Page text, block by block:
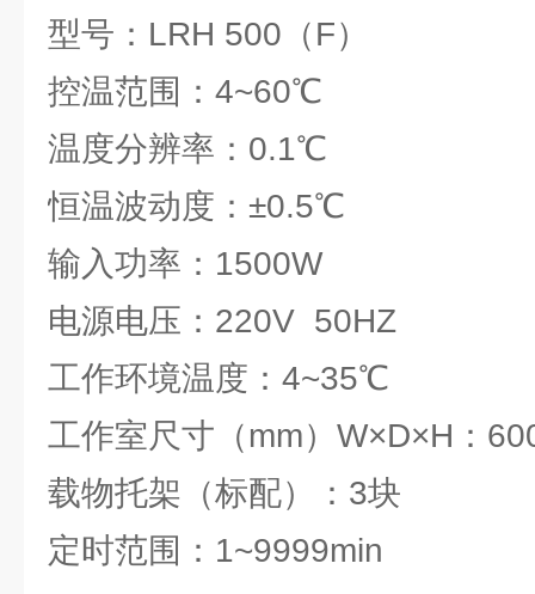
型号：LRH 500（F）
控温范围：4~60℃
温度分辨率：0.1℃
恒温波动度：±0.5℃
输入功率：1500W
电源电压：220V 50HZ
工作环境温度：4~35℃
工作室尺寸（mm）W×D×H：
载物托架（标配）：3块
定时范围：1~9999min